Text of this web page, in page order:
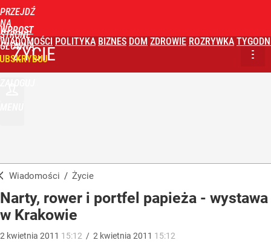
PRZEJDŹ
NA
STRONĘ
GŁÓWNĄ
WPROST
WIADOMOŚCI POLITYKA BIZNES DOM ZDROWIE ROZRYWKA
ŻYCIE
Wiadomości / Życie
Narty, rower i portfel papieża - wystawa
w Krakowie
2 kwietnia 2011 15:12 / 2 kwietnia 2011 15:12